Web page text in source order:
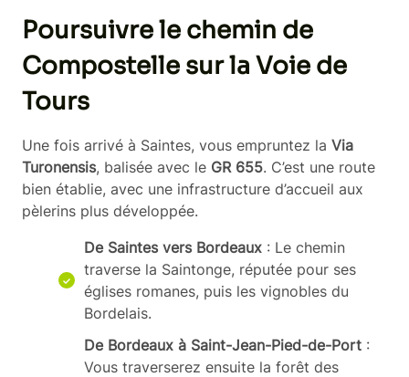
Poursuivre le chemin de
Compostelle sur la Voie de
Tours
Une fois arrivé à Saintes, vous empruntez la Via
Turonensis, balisée avec le GR 655. C’est une route
bien établie, avec une infrastructure d’accueil aux
pèlerins plus développée.
De Saintes vers Bordeaux : Le chemin
traverse la Saintonge, réputée pour ses
églises romanes, puis les vignobles du
Bordelais.
De Bordeaux à Saint-Jean-Pied-de-Port :
Vous traverserez ensuite la forêt des